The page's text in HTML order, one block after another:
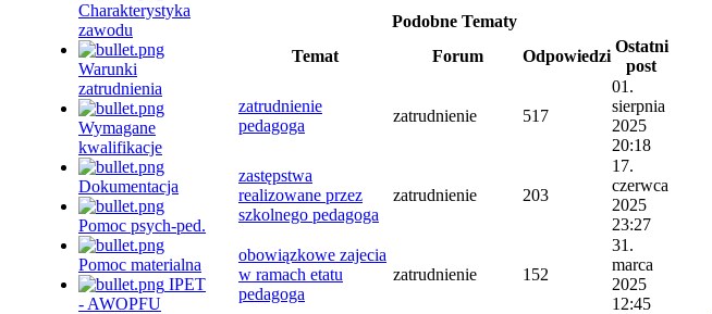
Charakterystyka
zawodu
Warunki
zatrudnienia
Wymagane
kwalifikacje
Dokumentacja
Pomoc psych-ped.
Pomoc materialna
IPET
- AWOPFU
Podobne Tematy
Temat
Forum Odpowiedzi
Ostatni
post
zatrudnienie
pedagoga
zatrudnienie 517
01.
sierpnia
2025
20:18
zastępstwa
realizowane przez
szkolnego pedagoga
zatrudnienie 203
17.
czerwca
2025
23:27
obowiązkowe zajecia
w ramach etatu
pedagoga
zatrudnienie 152
31.
marca
2025
12:45